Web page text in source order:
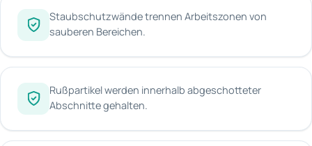
Staubschutzwände trennen Arbeitszonen von
sauberen Bereichen.
Rußpartikel werden innerhalb abgeschotteter
Abschnitte gehalten.